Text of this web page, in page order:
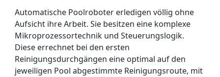
Automatische Poolroboter erledigen völlig ohne
Aufsicht ihre Arbeit. Sie besitzen eine komplexe
Mikro­prozessor­technik und Steuerungslogik.
Diese errechnet bei den ersten
Reinigungs­durchgängen eine optimal auf den
jeweiligen Pool abgestimmte Reinigungsroute, mit